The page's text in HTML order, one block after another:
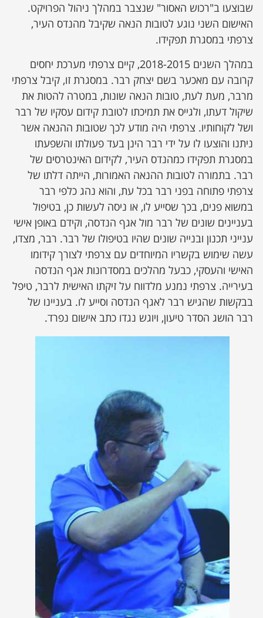
שבוצעו ב"רכוש האסור" שנצבר במהלך ניהול הפרויקט.
האישום השני נוגע לטובות הנאה שקיבל מהנדס העיר,
צרפתי במסגרת תפקידו.
במהלך השנים 2018-2015, קיים צרפתי מערכת יחסים
קרובה עם מאכער בשם יצחק רבר. במסגרת זו, קיבל צרפתי
מרבר, מעת לעת, טובות הנאה שונות, במטרה להטות את
שיקול דעתו, ולגייס את תמיכתו לטובת קידום עסקיו של רבר
ושל לקוחותיו. צרפתי היה מודע לכך שטובות ההנאה אשר
ניתנו והוצעו לו על ידי רבר הינן בעד פעולתו והשפעתו
במסגרת תפקידו כמהנדס העיר, לקידום האינטרסים של
רבר. בתמורה לטובות ההנאה האמורות, הייתה דלתו של
צרפתי פתוחה בפני רבר בכל עת, והוא נהג כלפי רבר
במשוא פנים, בכך שסייע לו, או ניסה לעשות כן, בטיפול
בעניינים שונים של רבר מול אגף הנדסה, וקידם באופן אישי
ענייני תכנון ובנייה שונים שהיו בטיפולו של רבר. רבר, מצדו,
עשה שימוש בקשריו המיוחדים עם צרפתי לצורך קידומו
האישי והעסקי, כבעל מהלכים במסדרונות אגף הנדסה
בעירייה. צרפתי נמנע מלדווח על זיקתו האישית לרבר, טיפל
בבקשות שהגיש רבר לאגף הנדסה וסייע לו. בעניינו של
רבר הושג הסדר טיעון, ויוגש נגדו כתב אישום נפרד.